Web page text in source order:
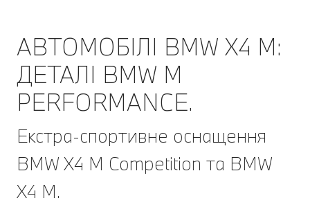
АВТОМОБІЛІ BMW Х4 M:
ДЕТАЛІ BMW M
PERFORMANCE.
Екстра-спортивне оснащення
BMW X4 M Competition та BMW
X4 M.